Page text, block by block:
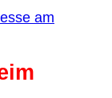
am